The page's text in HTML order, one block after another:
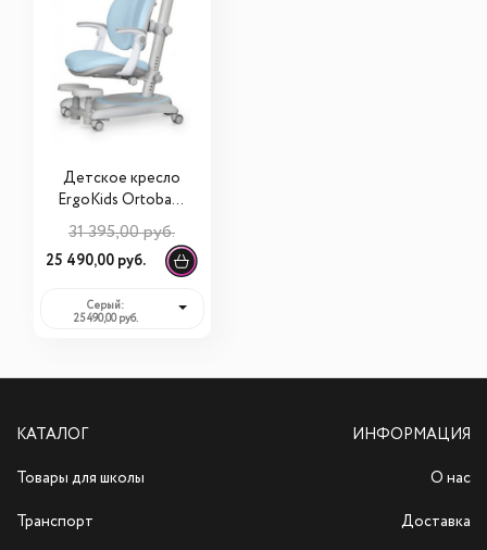
Детское кресло
ErgoKids Ortoback
Duo Plus (Y-510
Plus)
31 395,00 руб.
25 490,00 руб.
Серый:
25 490,00 руб.
КАТАЛОГ
Товары для школы
Транспорт
ИНФОРМАЦИЯ
О нас
Доставка